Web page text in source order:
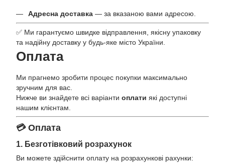
Адресна доставка — за вказаною вами адресою.
✅ Ми гарантуємо швидке відправлення, якісну упаковку
та надійну доставку у будь-яке місто України.
Оплата
Ми прагнемо зробити процес покупки максимально
зручним для вас.
Нижче ви знайдете всі варіанти оплати які доступні
нашим клієнтам.
💳 Оплата
1. Безготівковий розрахунок
Ви можете здійснити оплату на розрахункові рахунки: